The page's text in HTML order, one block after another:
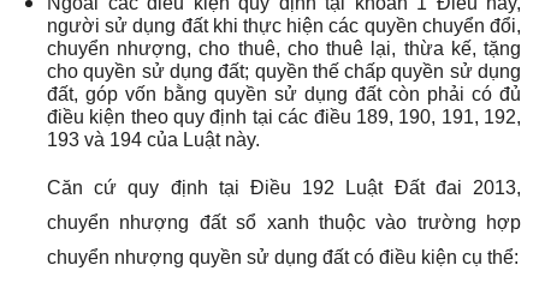
người sử dụng đất khi thực hiện các quyền chuyển đổi,
chuyển nhượng, cho thuê, cho thuê lại, thừa kế, tặng
cho quyền sử dụng đất; quyền thế chấp quyền sử dụng
đất, góp vốn bằng quyền sử dụng đất còn phải có đủ
điều kiện theo quy định tại các điều 189, 190, 191, 192,
193 và 194 của Luật này.
Căn cứ quy định tại Điều 192 Luật Đất đai 2013,
chuyển nhượng đất sổ xanh thuộc vào trường hợp
chuyển nhượng quyền sử dụng đất có điều kiện cụ thể: